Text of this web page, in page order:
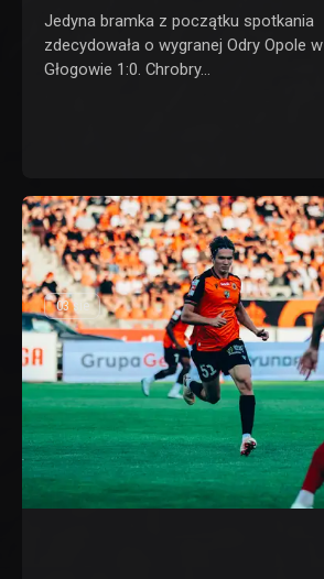
Jedyna bramka z początku spotkania
zdecydowała o wygranej Odry Opole w
Głogowie 1:0. Chrobry...
03 sie